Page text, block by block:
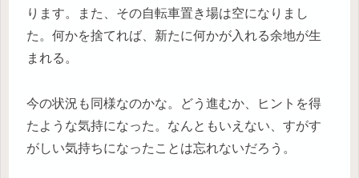
ります。また、その自転車置き場は空になりまし
た。何かを捨てれば、新たに何かが入れる余地が生
まれる。
今の状況も同様なのかな。どう進むか、ヒントを得
たような気持になった。なんともいえない、すがす
がしい気持ちになったことは忘れないだろう。